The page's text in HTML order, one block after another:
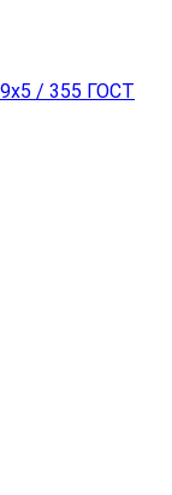
/ 355 ГОСТ